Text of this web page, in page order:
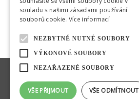
souladu s našimi zásadami používání
souborů cookie. Více informací
NEZBYTNĚ NUTNÉ SOUBORY
VÝKONOVÉ SOUBORY
NEZAŘAZENÉ SOUBORY
VŠE PŘIJMOUT VŠE ODMÍTNOUT